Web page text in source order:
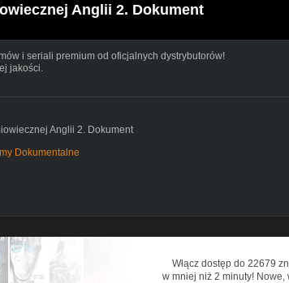
Anglii 2. Dokument
i seriali premium od oficjalnych dystrybutorów!
jakości.
Anglii 2. Dokument
Dokumentalne
Włącz dostęp do 22679
w mniej niż 2 minuty!